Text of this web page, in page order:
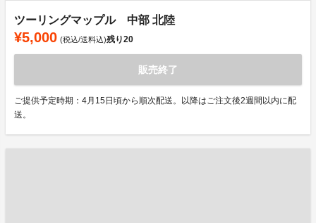
ツーリングマップル 中部 北陸
¥5,000 (税込/送料込)残り20
販売終了
ご提供予定時期：4月15日頃から順次配送。以降はご注文後2週間以内に配
送。